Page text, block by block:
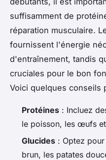
suffisamment de
réparation musculaire.
fournissent l'énergie
d'entraînement, tandis
cruciales pour le bon
Voici quelques conseils
Protéines : Incluez
le poisson, les œufs
Glucides : Optez
brun, les patates